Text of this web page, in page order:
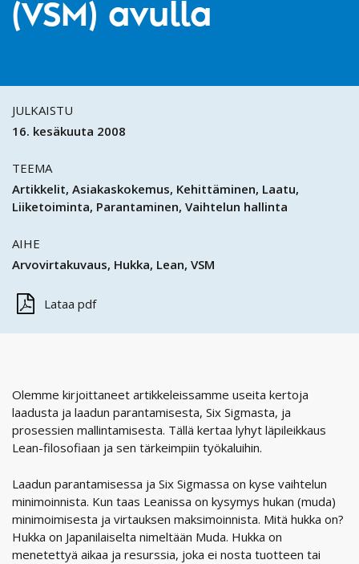
(VSM) avulla
JULKAISTU
16. kesäkuuta 2008
TEEMA
Artikkelit Asiakaskokemus Kehittäminen Laatu
Liiketoiminta Parantaminen Vaihtelun hallinta
AIHE
Arvovirtakuvaus Hukka Lean VSM
Lataa pdf
Olemme kirjoittaneet artikkeleissamme useita kertoja
laadusta ja laadun parantamisesta, Six Sigmasta, ja
prosessien mallintamisesta. Tällä kertaa lyhyt läpileikkaus
Lean-filosofiaan ja sen tärkeimpiin työkaluihin.
Laadun parantamisessa ja Six Sigmassa on kyse vaihtelun
minimoinnista. Kun taas Leanissa on kysymys hukan (muda)
minimoimisesta ja virtauksen maksimoinnista. Mitä hukka on?
Hukka on Japanilaiselta nimeltään Muda. Hukka on
menetettyä aikaa ja resurssia, joka ei nosta tuotteen tai